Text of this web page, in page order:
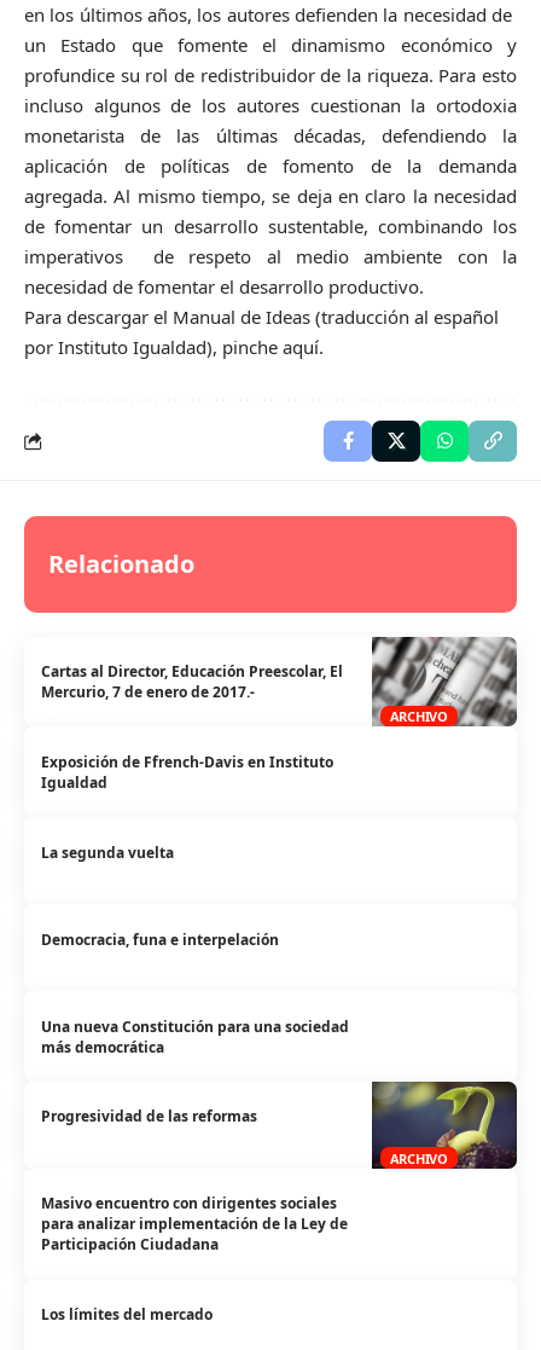
en los últimos años, los autores defienden la necesidad de
un Estado que fomente el dinamismo económico y
profundice su rol de redistribuidor de la riqueza. Para esto
incluso algunos de los autores cuestionan la ortodoxia
monetarista de las últimas décadas, defendiendo la
aplicación de políticas de fomento de la demanda
agregada. Al mismo tiempo, se deja en claro la necesidad
de fomentar un desarrollo sustentable, combinando los
imperativos de respeto al medio ambiente con la
necesidad de fomentar el desarrollo productivo.
Para descargar el Manual de Ideas (traducción al español
por Instituto Igualdad), pinche aquí.
Relacionado
ARCHIVO
Cartas al Director, Educación Preescolar, El
Mercurio, 7 de enero de 2017.-
Exposición de Ffrench-Davis en Instituto
Igualdad
La segunda vuelta
Democracia, funa e interpelación
Una nueva Constitución para una sociedad
más democrática
ARCHIVO
Progresividad de las reformas
Masivo encuentro con dirigentes sociales
para analizar implementación de la Ley de
Participación Ciudadana
Los límites del mercado